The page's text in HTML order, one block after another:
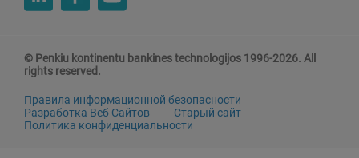
© Penkiu kontinentu bankines technologijos 1996-2026. All
rights reserved.
Правила информационной безопасности
Разработка Веб Сайтов
Старый сайт
Политика конфиденциальности